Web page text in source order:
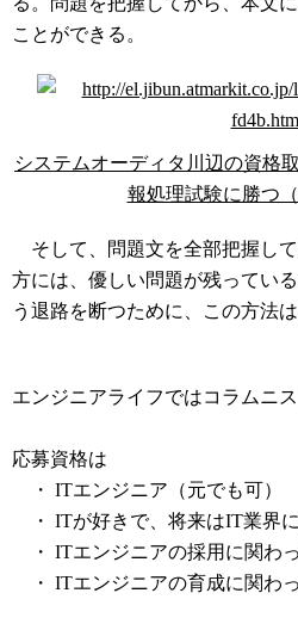
ことができる。
システムオーディタ川辺の資格
報処理試験に勝つ（
そして、問題文を全部把握し
方には、優しい問題が残ってい
う退路を断つために、この方法は
エンジニアライフではコラムニ
応募資格は
・ ITエンジニア（元でも可）
・ ITが好きで、将来はIT業界
・ ITエンジニアの採用に関わ
・ ITエンジニアの育成に関わ